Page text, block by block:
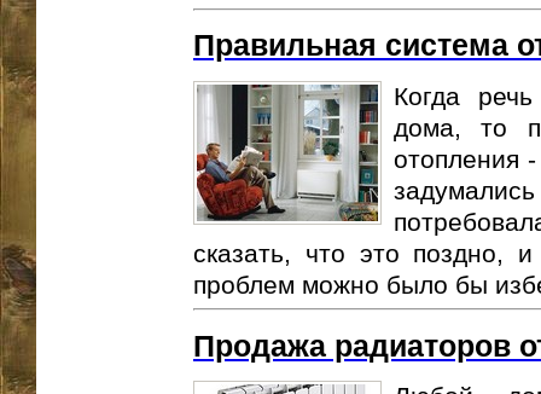
Правильная система
Когда
дома, то
отопления
сказать, что это поздно,
проблем можно было бы
Продажа радиаторов